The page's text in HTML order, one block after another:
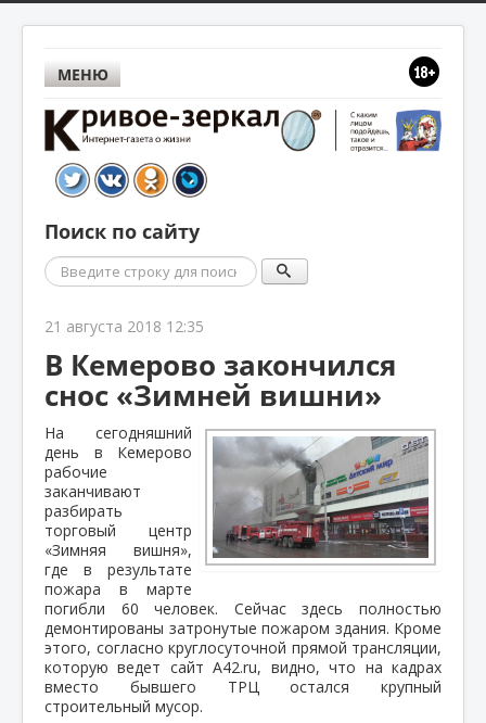
МЕНЮ
Поиск по сайту
Поиск
21 августа 2018 12:35
В Кемерово закончился
снос «Зимней вишни»
На сегодняшний
день в Кемерово
рабочие
заканчивают
разбирать
торговый центр
«Зимняя вишня»,
где в результате
пожара в марте
погибли 60 человек. Сейчас здесь полностью
демонтированы затронутые пожаром здания. Кроме
этого, согласно круглосуточной прямой трансляции,
которую ведет сайт A42.ru, видно, что на кадрах
вместо бывшего ТРЦ остался крупный
строительный мусор.